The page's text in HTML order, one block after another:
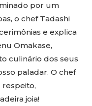
por um
o chef Tadashi
e explica
Omakase,
culinário dos seus
paladar. O chef
joia!